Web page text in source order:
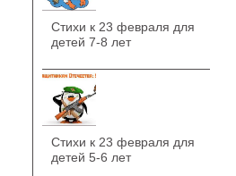
Стихи к 23 февраля для
детей 7-8 лет
Стихи к 23 февраля для
детей 5-6 лет